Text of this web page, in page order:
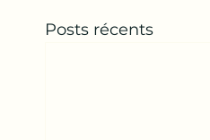
Posts récents